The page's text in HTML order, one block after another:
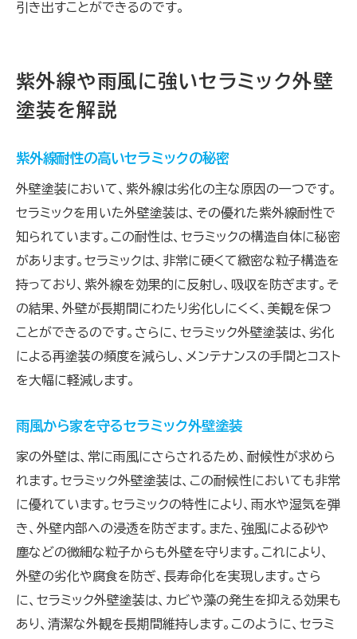
引き出すことができるのです。
紫外線や雨風に強いセラミック外壁
塗装を解説
紫外線耐性の高いセラミックの秘密
外壁塗装において、紫外線は劣化の主な原因の一つです。
セラミックを用いた外壁塗装は、その優れた紫外線耐性で
知られています。この耐性は、セラミックの構造自体に秘密
があります。セラミックは、非常に硬くて緻密な粒子構造を
持っており、紫外線を効果的に反射し、吸収を防ぎます。そ
の結果、外壁が長期間にわたり劣化しにくく、美観を保つ
ことができるのです。さらに、セラミック外壁塗装は、劣化
による再塗装の頻度を減らし、メンテナンスの手間とコスト
を大幅に軽減します。
雨風から家を守るセラミック外壁塗装
家の外壁は、常に雨風にさらされるため、耐候性が求めら
れます。セラミック外壁塗装は、この耐候性においても非常
に優れています。セラミックの特性により、雨水や湿気を弾
き、外壁内部への浸透を防ぎます。また、強風による砂や
塵などの微細な粒子からも外壁を守ります。これにより、
外壁の劣化や腐食を防ぎ、長寿命化を実現します。さら
に、セラミック外壁塗装は、カビや藻の発生を抑える効果も
あり、清潔な外観を長期間維持します。このように、セラミ